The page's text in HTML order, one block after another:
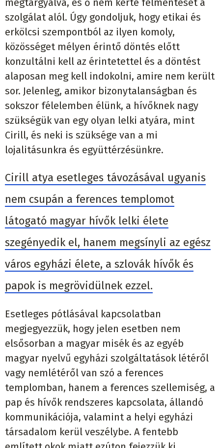
szolgálat alól. Úgy gondoljuk, hogy etikai és
erkölcsi szempontból az ilyen komoly,
közösséget mélyen érintő döntés előtt
konzultálni kell az érintetettel és a döntést
alaposan meg kell indokolni, amire nem került
sor. Jelenleg, amikor bizonytalanságban és
sokszor félelemben élünk, a hívőknek nagy
szükségük van egy olyan lelki atyára, mint
Cirill, és neki is szüksége van a mi
lojalitásunkra és együttérzésünkre.
Cirill atya esetleges távozásával ugyanis
nem csupán a ferences templomot
látogató magyar hívők lelki élete
szegényedik el, hanem megsínyli az egész
város egyházi élete, a szlovák hívők és
papok is megrövidülnek ezzel.
Esetleges pótlásával kapcsolatban
megjegyezzük, hogy jelen esetben nem
elsősorban a magyar misék és az egyéb
magyar nyelvű egyházi szolgáltatások létéről
vagy nemlétéről van szó a ferences
templomban, hanem a ferences szellemiség, a
pap és hívők rendszeres kapcsolata, állandó
kommunikációja, valamint a helyi egyházi
társadalom kerül veszélybe. A fentebb